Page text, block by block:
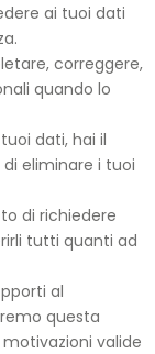
ai tuoi dati
correggere,
quando lo
dati, hai il
eliminare i tuoi
di richiedere
tutti quanti ad
al
questa
valide